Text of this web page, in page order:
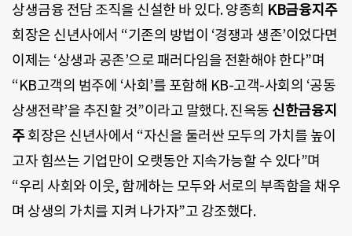
상생금융 전담 조직을 신설한 바 있다. 양종희 KB금융지주
회장은 신년사에서 “기존의 방법이 ‘경쟁과 생존’이었다면
이제는 ‘상생과 공존’으로 패러다임을 전환해야 한다”며
“KB고객의 범주에 ‘사회’를 포함해 KB-고객-사회의 ‘공동
상생전략’을 추진할 것”이라고 말했다. 진옥동 신한금융지
주회장은 신년사에서 “자신을 둘러싼 모두의 가치를 높이
고자 힘쓰는 기업만이 오랫동안 지속가능할 수 있다”며
“우리 사회와 이웃, 함께하는 모두와 서로의 부족함을 채우
며 상생의 가치를 지켜 나가자”고 강조했다.